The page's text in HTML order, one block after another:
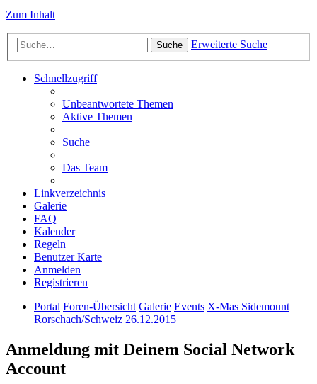
Zum Inhalt
Suche Erweiterte Suche
Schnellzugriff
Unbeantwortete Themen
Aktive Themen
Suche
Das Team
Linkverzeichnis
Galerie
FAQ
Kalender
Regeln
Benutzer Karte
Anmelden
Registrieren
Portal Foren-Übersicht Galerie Events X-Mas Sidemount
Rorschach/Schweiz 26.12.2015
Anmeldung mit Deinem Social Network
Account